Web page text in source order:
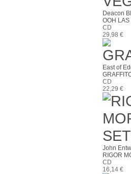
Deacon
OOH LAS
CD
29,98 €
East of
CD
22,29 €
John
RIGOR
CD
16,14 €